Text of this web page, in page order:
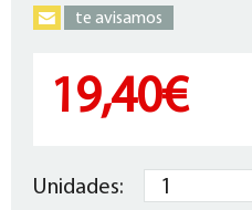
te avisamos
19,40€
Unidades: